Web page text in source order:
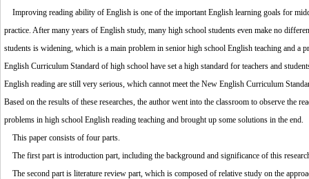
Improving reading ability of English is one of the important English learning goals for
practice. After many years of English study, many high school students even make no
students is widening, which is a main problem in senior high school English teaching and a
English Curriculum Standard of high school have set a high standard for teachers and
English reading are still very serious, which cannot meet the New English Curriculum
Based on the results of these researches, the author went into the classroom to observe the
problems in high school English reading teaching and brought up some solutions in the end.
This paper consists of four parts.
The first part is introduction part, including the background and significance of this
The second part is literature review part, which is composed of relative study on the